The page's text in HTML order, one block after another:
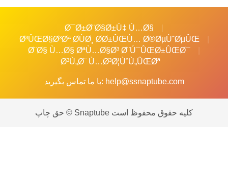
Ø¯Ø±Ø¨Ø§Ø±Ù‡ Ù…Ø§
Ø³ÛŒØ§Ø³Øª Ø­ÙØ¸ Ø­Ø±ÛŒÙ… Ø®ØµÙˆØµÛŒ
Ø¨Ø§ Ù…Ø§ ØªÙ…Ø§Ø³ Ø¨Ú¯ÛŒØ±ÛŒØ¯
Ø³Ù„Ø¨ Ù…Ø³Ø¦ÙˆÙ„ÛŒØª
با ما تماس بگیرید: help@ssnaptube.com
حق چاپ © Snaptube کلیه حقوق محفوظ است